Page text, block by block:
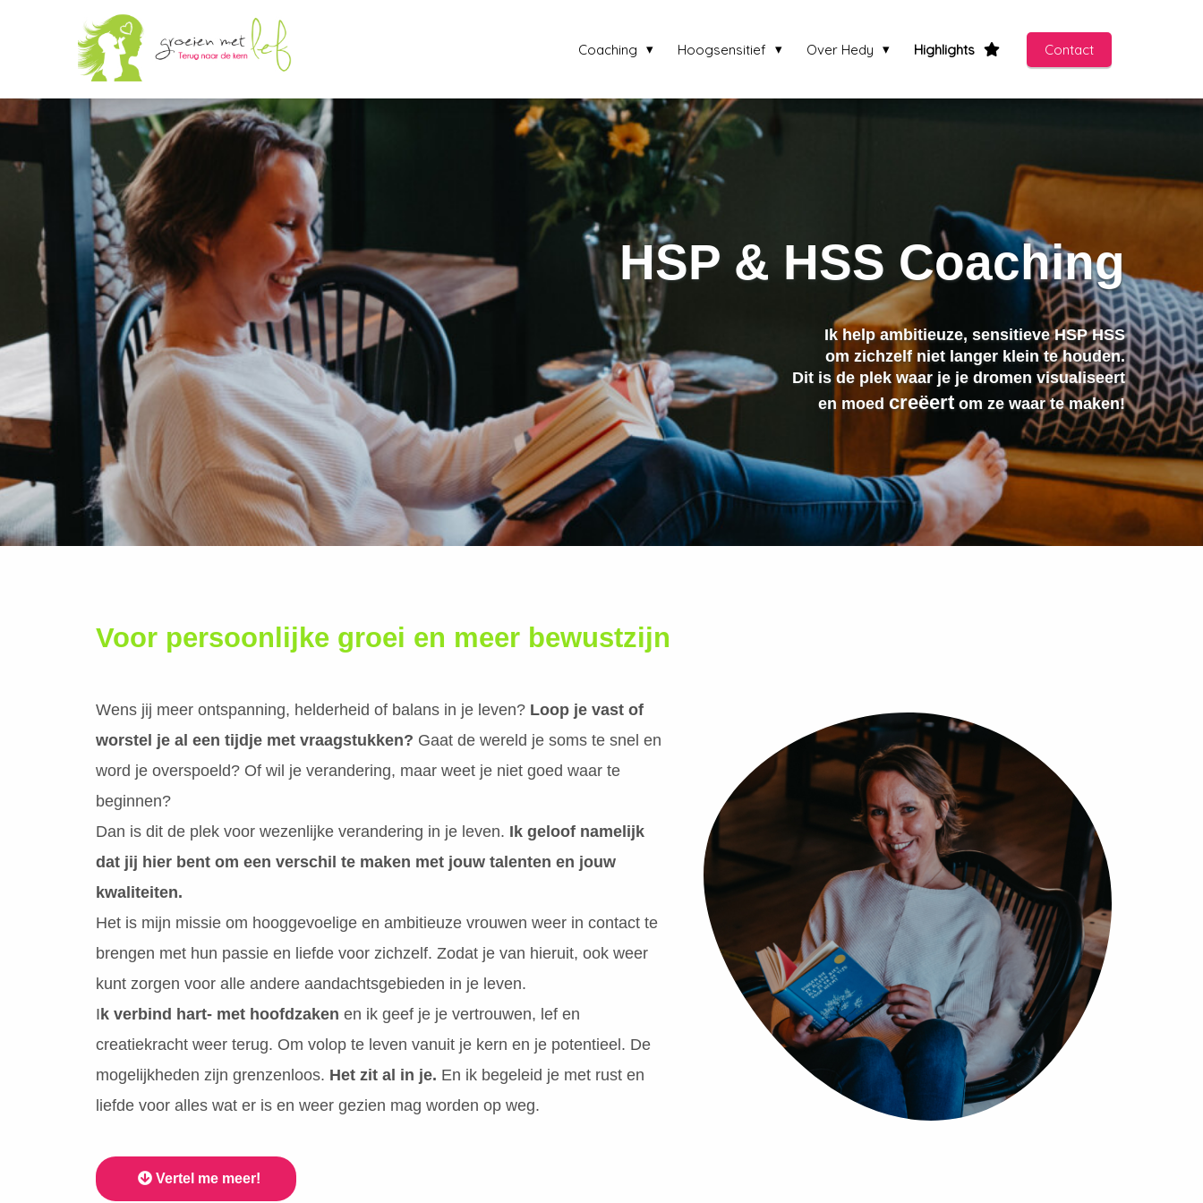
Coaching Hoogsensitief Over Hedy Highlights Contact
HSP & HSS Coaching
Ik help ambitieuze, sensitieve HSP HSS
om zichzelf niet langer klein te houden.
Dit is de plek waar je je dromen visualiseert
en moed creëert om ze waar te maken!
Voor persoonlijke groei en meer bewustzijn
Wens jij meer ontspanning, helderheid of balans in je leven? Loop je vast of
worstel je al een tijdje met vraagstukken? Gaat de wereld je soms te snel en
word je overspoeld? Of wil je verandering, maar weet je niet goed waar te
beginnen?
Dan is dit de plek voor wezenlijke verandering in je leven. Ik geloof namelijk
dat jij hier bent om een verschil te maken met jouw talenten en jouw
kwaliteiten.
Het is mijn missie om hooggevoelige en ambitieuze vrouwen weer in contact te
brengen met hun passie en liefde voor zichzelf. Zodat je van hieruit, ook weer
kunt zorgen voor alle andere aandachtsgebieden in je leven.
I k verbind hart- met hoofdzaken en ik geef je je vertrouwen, lef en
creatiekracht weer terug. Om volop te leven vanuit je kern en je potentieel. De
mogelijkheden zijn grenzenloos. Het zit al in je. En ik begeleid je met rust en
liefde voor alles wat er is en weer gezien mag worden op weg.
Vertel me meer!